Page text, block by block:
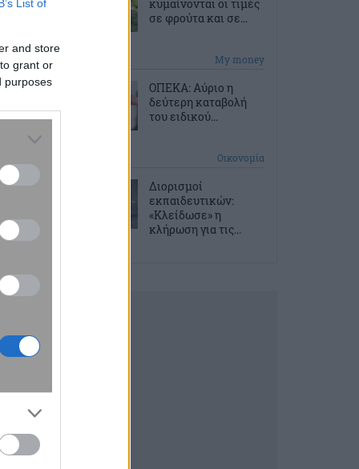
List of
and store
grant or
purposes
κυμαίνονται οι τιμές
σε φρούτα και σε...
My money
ΟΠΕΚΑ: Αύριο η
δεύτερη καταβολή
του ειδικού...
Οικονομία
Διορισμοί
εκπαιδευτικών:
«Κλείδωσε» η
κλήρωση για τις...